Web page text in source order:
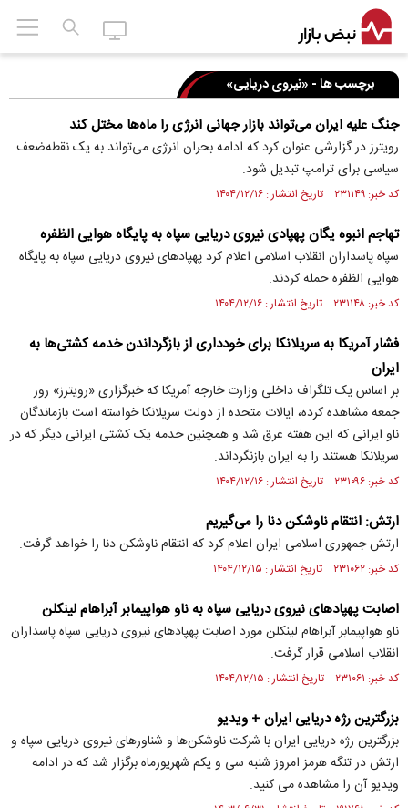
برچسب ها - «نیروی دریایی»
جنگ علیه ایران می‌تواند بازار جهانی انرژی را ماه‌ها مختل کند
رویترز در گزارشی عنوان کرد که ادامه بحران انرژی می‌تواند به یک نقطه‌ضعف
سیاسی برای ترامپ تبدیل شود.
کد خبر: ۲۳۱۱۴۹ تاریخ انتشار : ۱۴۰۴/۱۲/۱۶
تهاجم انبوه یگان پهپادی نیروی دریایی سپاه به پایگاه هوایی الظفره
سپاه پاسداران انقلاب اسلامی اعلام کرد پهپاد‌های نیروی دریایی سپاه به پایگاه
هوایی الظفره حمله کردند.
کد خبر: ۲۳۱۱۴۸ تاریخ انتشار : ۱۴۰۴/۱۲/۱۶
فشار آمریکا به سریلانکا برای خودداری از بازگرداندن خدمه کشتی‌ها به
ایران
بر اساس یک تلگراف داخلی وزارت خارجه آمریکا که خبرگزاری «رویترز» روز
جمعه مشاهده کرده، ایالات متحده از دولت سریلانکا خواسته است بازماندگان
ناو ایرانی که این هفته غرق شد و همچنین خدمه یک کشتی ایرانی دیگر که در
سریلانکا هستند را به ایران بازنگرداند.
کد خبر: ۲۳۱۰۹۶ تاریخ انتشار : ۱۴۰۴/۱۲/۱۶
ارتش: انتقام ناوشکن دنا را می‌گیریم
ارتش جمهوری اسلامی ایران اعلام کرد که انتقام ناوشکن دنا را خواهد گرفت.
کد خبر: ۲۳۱۰۶۲ تاریخ انتشار : ۱۴۰۴/۱۲/۱۵
اصابت پهپاد‌های نیروی دریایی سپاه به ناو هواپیمابر آبراهام لینکلن
ناو هواپیمابر آبراهام لینکلن مورد اصابت پهپاد‌های نیروی دریایی سپاه پاسداران
انقلاب اسلامی قرار گرفت.
کد خبر: ۲۳۱۰۶۱ تاریخ انتشار : ۱۴۰۴/۱۲/۱۵
بزرگترین رژه دریایی ایران + ویدیو
بزرگترین رژه دریایی ایران با شرکت ناوشکن‌ها و شناورهای نیروی دریایی سپاه و
ارتش در تنگه هرمز امروز شنبه سی و یکم شهریورماه برگزار شد که در ادامه
ویدیو آن را مشاهده می کنید.